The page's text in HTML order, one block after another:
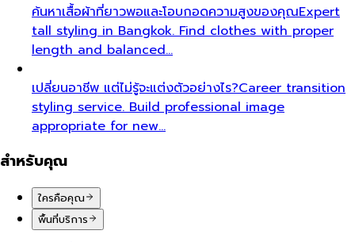
ค้นหาเสื้อผ้าที่ยาวพอและโอบกอดความสูงของคุณExpert
tall styling in Bangkok. Find clothes with proper
length and balanced…
เปลี่ยนอาชีพ แต่ไม่รู้จะแต่งตัวอย่างไร?Career transition
styling service. Build professional image
appropriate for new…
สำหรับคุณ
ใครคือคุณ
พื้นที่บริการ